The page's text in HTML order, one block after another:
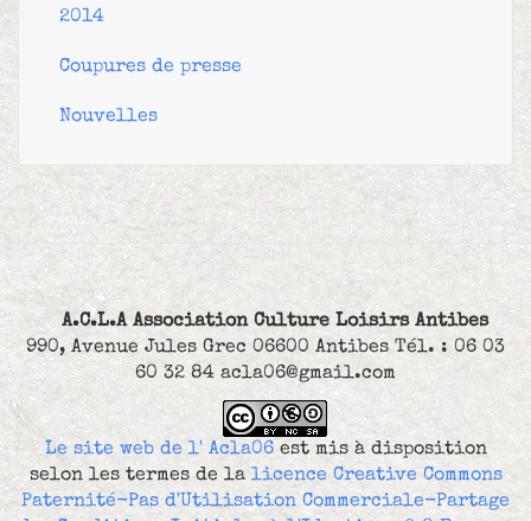
2014
Coupures de presse
Nouvelles
A.C.L.A Association Culture Loisirs Antibes
990, Avenue Jules Grec 06600 Antibes Tél. : 06 03
60 32 84 acla06@gmail.com
Le site web de l' Acla06est mis à disposition
selon les termes de la licence Creative Commons
Paternité-Pas d'Utilisation Commerciale-Partage